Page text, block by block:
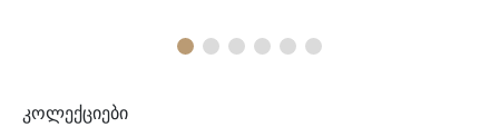
კოლექციები